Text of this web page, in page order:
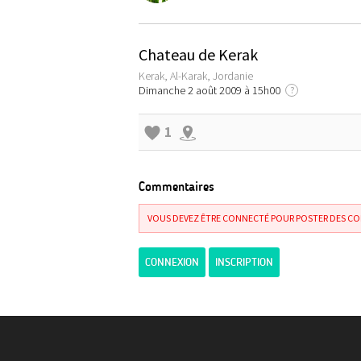
Chateau de Kerak
Kerak, Al-Karak, Jordanie
Dimanche 2 août 2009 à 15h00
?
1
Commentaires
VOUS DEVEZ ÊTRE CONNECTÉ POUR POSTER DES
CONNEXION INSCRIPTION